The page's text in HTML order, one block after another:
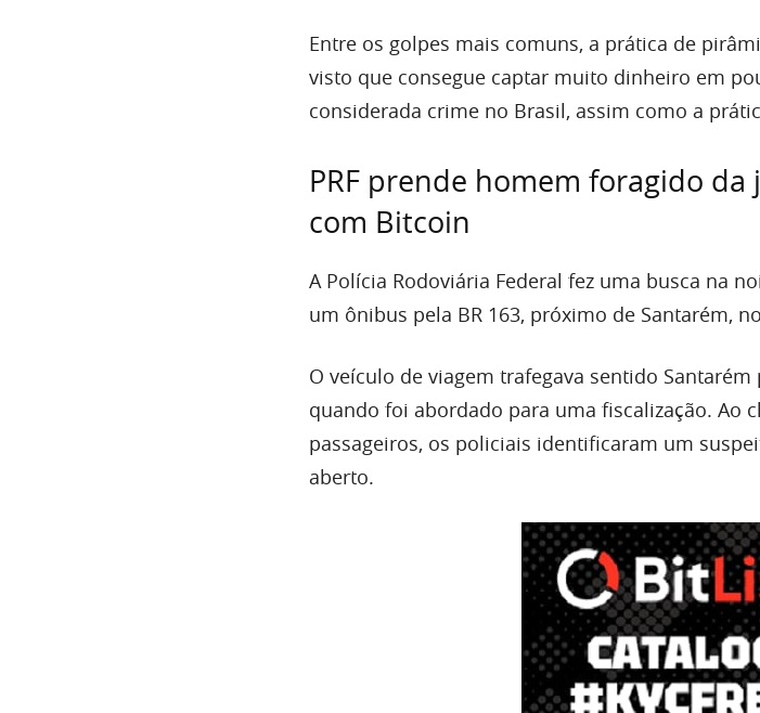
Entre os golpes mais comuns, a prática de
visto que consegue captar muito dinheiro em
considerada crime no Brasil, assim como a
PRF prende homem foragido
com Bitcoin
A Polícia Rodoviária Federal fez uma busca na
um ônibus pela BR 163, próximo de Santarém,
O veículo de viagem trafegava sentido
quando foi abordado para uma fiscalização. Ao
passageiros, os policiais identificaram um
aberto.